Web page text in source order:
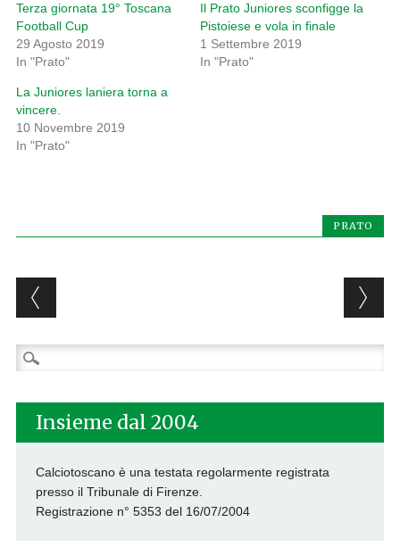
Terza giornata 19° Toscana
Football Cup
29 Agosto 2019
In "Prato"
Il Prato Juniores sconfigge la
Pistoiese e vola in finale
1 Settembre 2019
In "Prato"
La Juniores laniera torna a
vincere.
10 Novembre 2019
In "Prato"
PRATO
Post navigation
Ricerca
per:
Insieme dal 2004
Calciotoscano è una testata regolarmente registrata
presso il Tribunale di Firenze.
Registrazione n° 5353 del 16/07/2004